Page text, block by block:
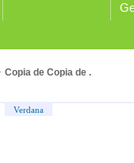
Copia de Copia de .
Verdana